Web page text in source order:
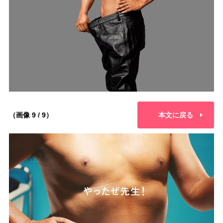
（画像 9 / 9） 本文に戻る